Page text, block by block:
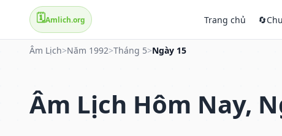
🗓️Amlich.org Trang chủ 🔄
Âm Lịch>Năm 1992>Tháng 5>Ngày 15
Âm Lịch Hôm Nay,